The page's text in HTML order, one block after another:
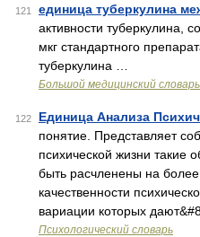
121 единица туберкулина
активности туберкулина,
мкг стандартного
туберкулина …
Большой медицинский словарь
122 Единица Анализа
понятие. Представляет
психической жизни такие
быть расчленены на
качественности
вариации которых
Психологический словарь